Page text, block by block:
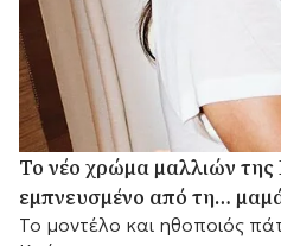
Το νέο χρώμα μαλλιών της
εμπνευσμένο από τη…
Το μοντέλο και ηθοποιός